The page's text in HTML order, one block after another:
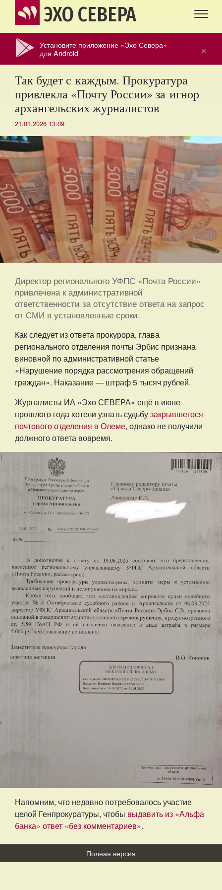
ЭХО СЕВЕРА
×
Установите приложение «Эхо Севера»
для Android
Так будет с каждым. Прокуратура
привлекла «Почту России» за игнор
архангельских журналистов
21.01.2026 13:09
Директор регионального УФПС «Почта России»
привлечена к административной
ответственности за отсутствие ответа на запрос
от СМИ в установленные сроки.
Как следует из ответа прокурора, глава
регионального отделения почты Эрбис признана
виновной по административной статье
«Нарушение порядка рассмотрения обращений
граждан». Наказание — штраф 5 тысяч рублей.
Журналисты ИА «Эхо СЕВЕРА» ещё в июне
прошлого года хотели узнать судьбузакрывшегося
почтового отделения в Олеме, однако не получили
должного ответа вовремя.
Напомним, что недавно потребовалось участие
целой Генпрокуратуры, чтобы выдавить из «Альфа
банка» ответ «без комментариев».
Полная версия